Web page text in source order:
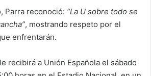
Parra reconoció: “La U sobre todo se
, mostrando respeto por el
enfrentarán.
recibirá a Unión Española el sábado